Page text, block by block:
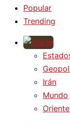
Popular
Trending
Irán
Mundo